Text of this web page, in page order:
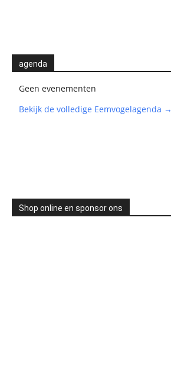
agenda
Geen evenementen
Bekijk de volledige Eemvogelagenda →
Shop online en sponsor ons